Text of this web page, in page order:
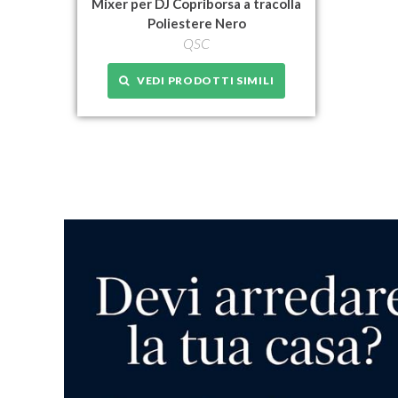
Mixer per DJ Copriborsa a tracolla
Poliestere Nero
QSC
VEDI PRODOTTI SIMILI